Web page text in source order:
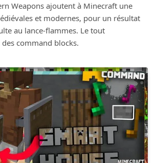
Weapons ajoutent à Minecraft une
et modernes, pour un résultat
au lance-flammes. Le tout
command blocks.